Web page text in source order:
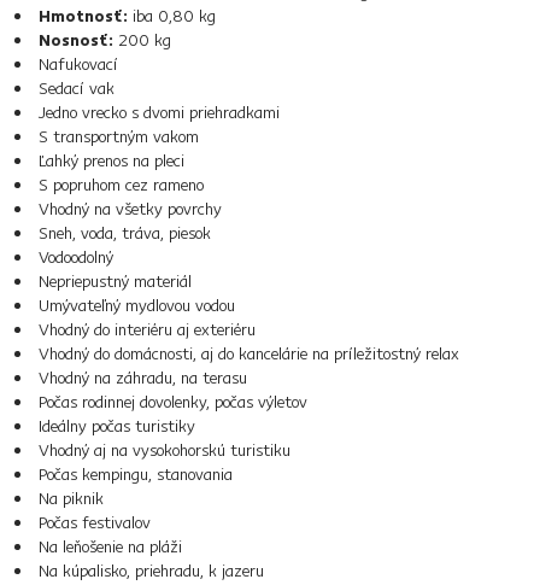
Hmotnosť: iba 0,80 kg
Nosnosť: 200 kg
Nafukovací
Sedací vak
Jedno vrecko s dvomi priehradkami
S transportným vakom
Ľahký prenos na pleci
S popruhom cez rameno
Vhodný na všetky povrchy
Sneh, voda, tráva, piesok
Vodoodolný
Nepriepustný materiál
Umývateľný mydlovou vodou
Vhodný do interiéru aj exteriéru
Vhodný do domácnosti, aj do kancelárie na príležitostný relax
Vhodný na záhradu, na terasu
Počas rodinnej dovolenky, počas výletov
Ideálny počas turistiky
Vhodný aj na vysokohorskú turistiku
Počas kempingu, stanovania
Na piknik
Počas festivalov
Na leňošenie na pláži
Na kúpalisko, priehradu, k jazeru